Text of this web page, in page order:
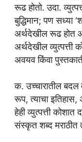
रूढ होतो. उदा.
बुद्धिमान; पण सध्या
अर्थदेखील रूढ होत
अर्थदेखील व्युत्पत्ती
अवयव किंवा
क. उच्चारातील
रूप, त्याचा
हेही व्युत्पत्ती
संस्कृत शब्द मराठीत